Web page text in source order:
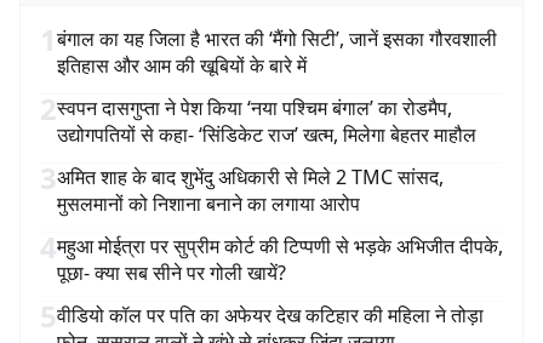
1बंगाल का यह जिला है भारत की ‘मैंगो सिटी’, जानें इसका गौरवशाली
इतिहास और आम की खूबियों के बारे में
2स्वपन दासगुप्ता ने पेश किया ‘नया पश्चिम बंगाल’ का रोडमैप,
उद्योगपतियों से कहा- ‘सिंडिकेट राज’ खत्म, मिलेगा बेहतर माहौल
3अमित शाह के बाद शुभेंदु अधिकारी से मिले 2 TMC सांसद,
मुसलमानों को निशाना बनाने का लगाया आरोप
4महुआ मोईत्रा पर सुप्रीम कोर्ट की टिप्पणी से भड़के अभिजीत दीपके,
पूछा- क्या सब सीने पर गोली खायें?
5वीडियो कॉल पर पति का अफेयर देख कटिहार की महिला ने तोड़ा